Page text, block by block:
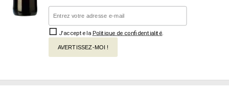
J'accepte la Politique de confidentialité
AVERTISSEZ-MOI !